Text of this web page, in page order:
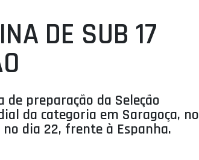
DE SUB 17
preparação da Seleção
da categoria em Saragoça, no
dia 22, frente à Espanha.